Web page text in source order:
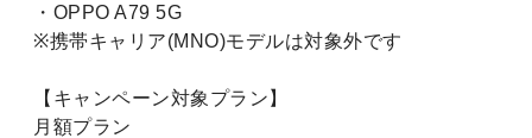
・OPPO A79 5G
※携帯キャリア(MNO)モデルは対象外です
【キャンペーン対象プラン】
月額プラン